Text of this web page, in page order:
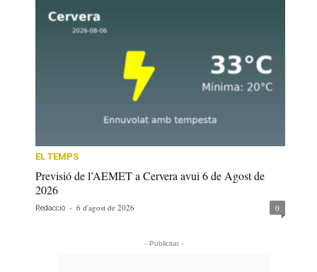
EL TEMPS
Previsió de l’AEMET a Cervera avui 6 de Agost de
2026
Redacció - 6 d'agost de 2026 0
- Publicitat -